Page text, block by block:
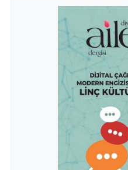
Sivas Müftülüğü
Şanlıurfa Müftülüğü
Şırnak Müftülüğü
Tekirdağ Müftülüğü
Tokat Müftülüğü